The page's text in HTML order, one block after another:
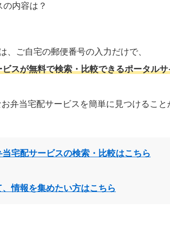
内容は？
、ご自宅の郵便番号の入力だけで、
スが無料で検索・比較できるポータル
弁当宅配サービスを簡単に見つけること
宅配サービスの検索・比較はこちら
情報を集めたい方はこちら